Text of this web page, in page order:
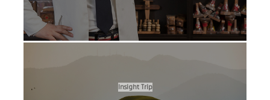
Insight Trip